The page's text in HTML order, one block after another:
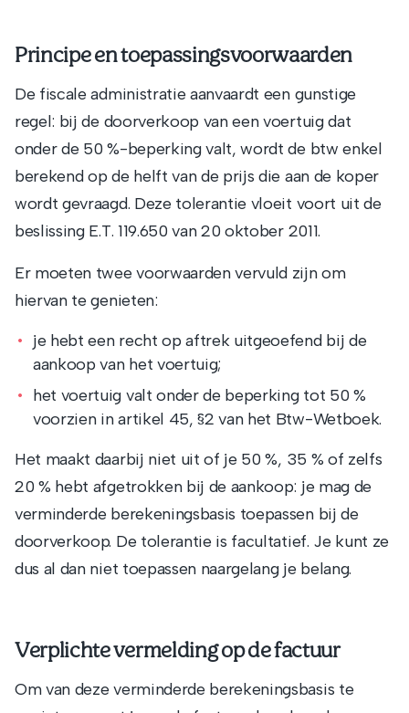
Principe en toepassingsvoorwaarden
De fiscale administratie aanvaardt een gunstige
regel: bij de doorverkoop van een voertuig dat
onder de 50 %-beperking valt, wordt de btw enkel
berekend op de helft van de prijs die aan de koper
wordt gevraagd. Deze tolerantie vloeit voort uit de
beslissing E.T. 119.650 van 20 oktober 2011.
Er moeten twee voorwaarden vervuld zijn om
hiervan te genieten:
je hebt een recht op aftrek uitgeoefend bij de
aankoop van het voertuig;
het voertuig valt onder de beperking tot 50 %
voorzien in artikel 45, §2 van het Btw-Wetboek.
Het maakt daarbij niet uit of je 50 %, 35 % of zelfs
20 % hebt afgetrokken bij de aankoop: je mag de
verminderde berekeningsbasis toepassen bij de
doorverkoop. De tolerantie is facultatief. Je kunt ze
dus al dan niet toepassen naargelang je belang.
Verplichte vermelding op de factuur
Om van deze verminderde berekeningsbasis te